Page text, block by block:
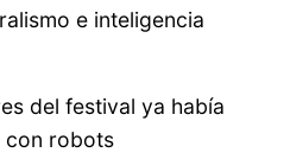
e inteligencia
del festival ya había
con robots